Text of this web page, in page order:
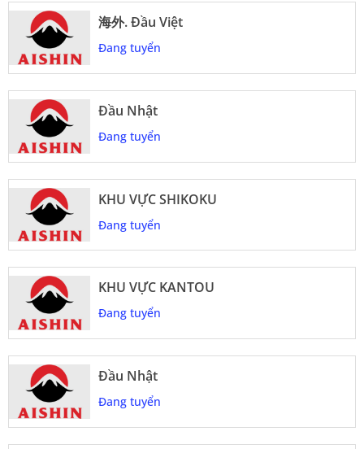
海外. Đầu Việt
Đang tuyển
Đầu Nhật
Đang tuyển
KHU VỰC SHIKOKU
Đang tuyển
KHU VỰC KANTOU
Đang tuyển
Đầu Nhật
Đang tuyển